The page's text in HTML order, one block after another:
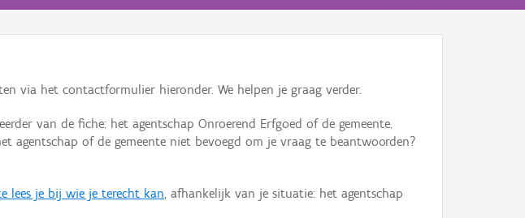
via het contactformulier hieronder. We helpen je graag verder.
van de fiche: het agentschap Onroerend Erfgoed of de gemeente.
agentschap of de gemeente niet bevoegd om je vraag te beantwoorden?
lees je bij wie je terecht kan, afhankelijk van je situatie: het agentschap